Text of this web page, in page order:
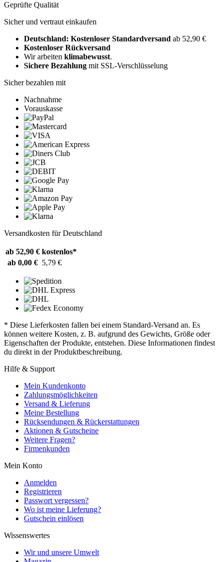
Geprüfte Qualität
Sicher und vertraut einkaufen
Deutschland: Kostenloser Standardversand ab 52,90 €
Kostenloser Rückversand
Wir arbeiten klimabewusst.
Sichere Bezahlung mit SSL-Verschlüsselung
Sicher bezahlen mit
Nachnahme
Vorauskasse
Versandkosten für Deutschland
ab 52,90 € kostenlos*
ab 0,00 € 5,79 €
* Diese Lieferkosten fallen bei einem Standard-Versand an. Es
können weitere Kosten, z. B. aufgrund des Gewichts, Größe oder
Eigenschaften der Produkte, entstehen. Diese Informationen findest
du direkt in der Produktbeschreibung.
Hilfe & Support
Mein Kundenkonto
Zahlungsmöglichkeiten
Versand & Lieferung
Meine Bestellung
Rücksendungen & Rückerstattungen
Aktionen & Gutscheine
Weitere Fragen?
Firmenkunden
Mein Konto
Anmelden
Registrieren
Passwort vergessen?
Wo ist meine Lieferung?
Gutschein einlösen
Wissenswertes
Wir und unsere Umwelt